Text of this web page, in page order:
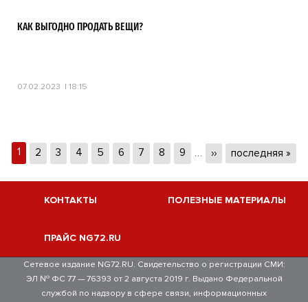
КАК ВЫГОДНО ПРОДАТЬ ВЕЩИ?
07.02.2023 18:15
Текущая
страница
1 Page
2 Page
3 Page
4 Page
5 Page
6 Page
7 Page
8 Page
9 …
Следующая
страница
››
Последняя
страница
последняя »
КОНТАКТЫ ПОЛЕЗНЫЕ МАТЕРИАЛЫ
ПРАЙС NG72.RU
Сетевое издание NG72.RU. Свидетельство о регистрации СМИ:
ЭЛ № ФС 77 — 76393 от 2 августа 2019 г. Выдано Федеральной
службой по надзору в сфере связи, информационных